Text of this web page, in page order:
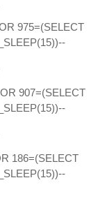
975=(SELECT
907=(SELECT
186=(SELECT